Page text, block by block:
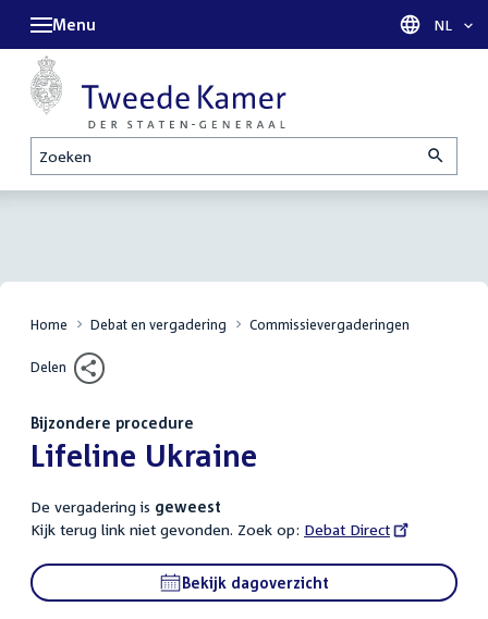
Zoeken
Menu Taal
NL
Home Debat en vergadering Commissievergaderingen
Delen
Bijzondere procedure
:Lifeline Ukraine
De vergadering is geweest
Kijk terug link niet gevonden. Zoek op: External
Debat Direct
Bekijk dagoverzicht